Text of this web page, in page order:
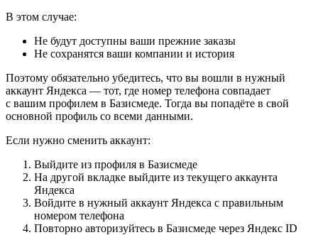
В этом случае:
Не будут доступны ваши прежние заказы
Не сохранятся ваши компании и история
Поэтому обязательно убедитесь, что вы вошли в нужный
аккаунт Яндекса — тот, где номер телефона совпадает
с вашим профилем в Базисмеде. Тогда вы попадёте в свой
основной профиль со всеми данными.
Если нужно сменить аккаунт:
Выйдите из профиля в Базисмеде
На другой вкладке выйдите из текущего аккаунта
Яндекса
Войдите в нужный аккаунт Яндекса с правильным
номером телефона
Повторно авторизуйтесь в Базисмеде через Яндекс ID